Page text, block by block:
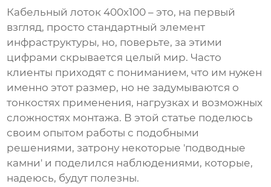
Кабельный лоток 400х100 – это, на первый
взгляд, просто стандартный элемент
инфраструктуры, но, поверьте, за этими
цифрами скрывается целый мир. Часто
клиенты приходят с пониманием, что им нужен
именно этот размер, но не задумываются о
тонкостях применения, нагрузках и возможных
сложностях монтажа. В этой статье поделюсь
своим опытом работы с подобными
решениями, затрону некоторые 'подводные
камни' и поделился наблюдениями, которые,
надеюсь, будут полезны.